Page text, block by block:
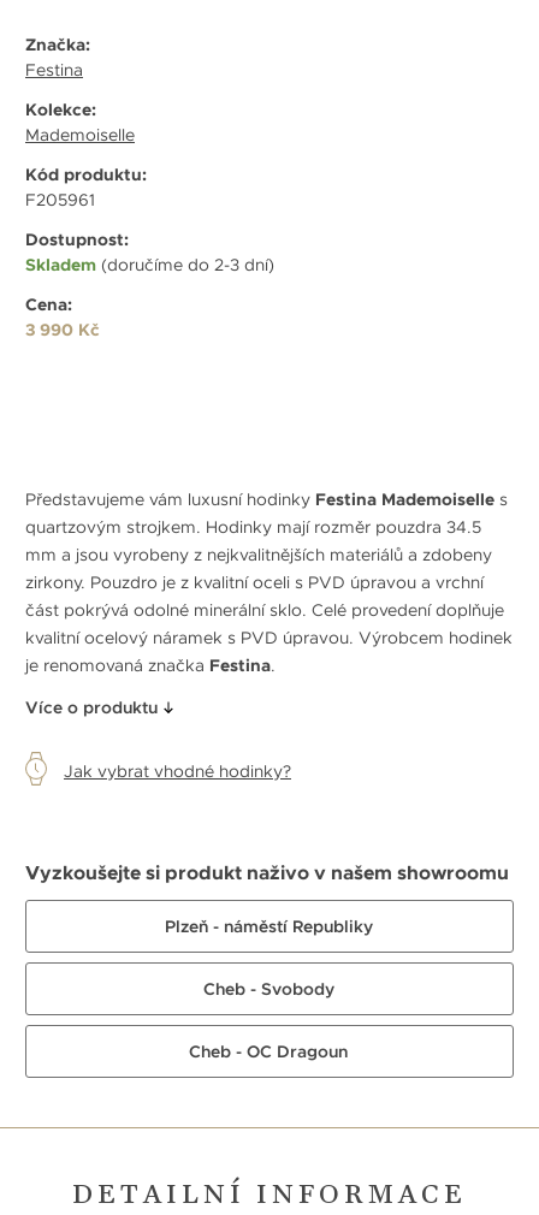
Značka:
Festina
Kolekce:
Mademoiselle
Kód produktu:
F205961
Dostupnost:
Skladem (doručíme do 2-3 dní)
Cena:
3 990 Kč
Představujeme vám luxusní hodinky Festina Mademoiselle s
quartzovým strojkem. Hodinky mají rozměr pouzdra 34.5
mm a jsou vyrobeny z nejkvalitnějších materiálů a zdobeny
zirkony. Pouzdro je z kvalitní oceli s PVD úpravou a vrchní
část pokrývá odolné minerální sklo. Celé provedení doplňuje
kvalitní ocelový náramek s PVD úpravou. Výrobcem hodinek
je renomovaná značka Festina.
Více o produktu
Jak vybrat vhodné hodinky?
Vyzkoušejte si produkt naživo v našem showroomu
Plzeň - náměstí Republiky
Cheb - Svobody
Cheb - OC Dragoun
DETAILNÍ INFORMACE